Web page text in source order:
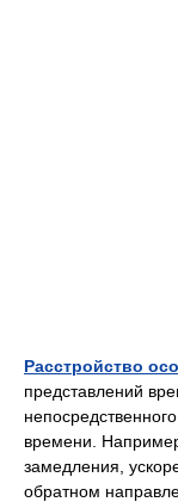
Расстройство
представлений
времени.
замедления,
обратном